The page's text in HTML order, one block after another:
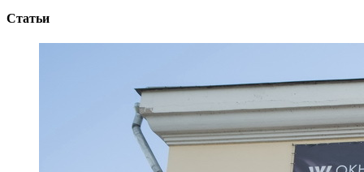
Статьи